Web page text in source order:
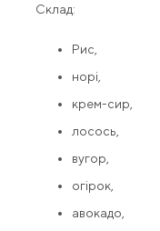
Склад:
Рис,
норі,
крем-сир,
лосось,
вугор,
огірок,
авокадо,